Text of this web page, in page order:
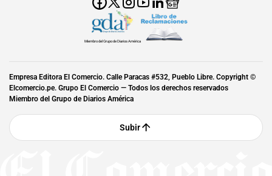
Miembro del Grupo de Diarios América
Empresa Editora El Comercio. Calle Paracas #532, Pueblo Libre. Copyright ©
Elcomercio.pe. Grupo El Comercio — Todos los derechos reservados
Miembro del Grupo de Diarios América
Subir